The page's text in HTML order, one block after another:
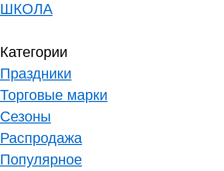
ШКОЛА
Категории
Праздники
Торговые марки
Сезоны
Распродажа
Популярное